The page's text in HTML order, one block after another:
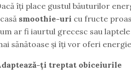
îți place gustul băuturilor
smoothie-uri cu fructe
ar fi iaurtul grecesc sau
sănătoase și îți vor oferi
ți treptat obiceiurile